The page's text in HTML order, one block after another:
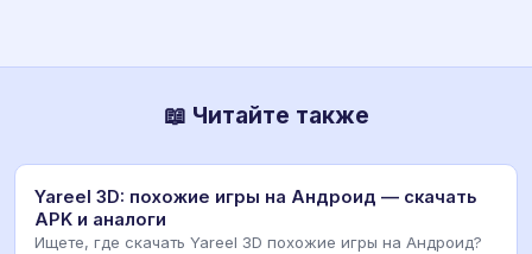
📖 Читайте также
Yareel 3D: похожие игры на Андроид — скачать
APK и аналоги
Ищете, где скачать Yareel 3D похожие игры на Андроид?